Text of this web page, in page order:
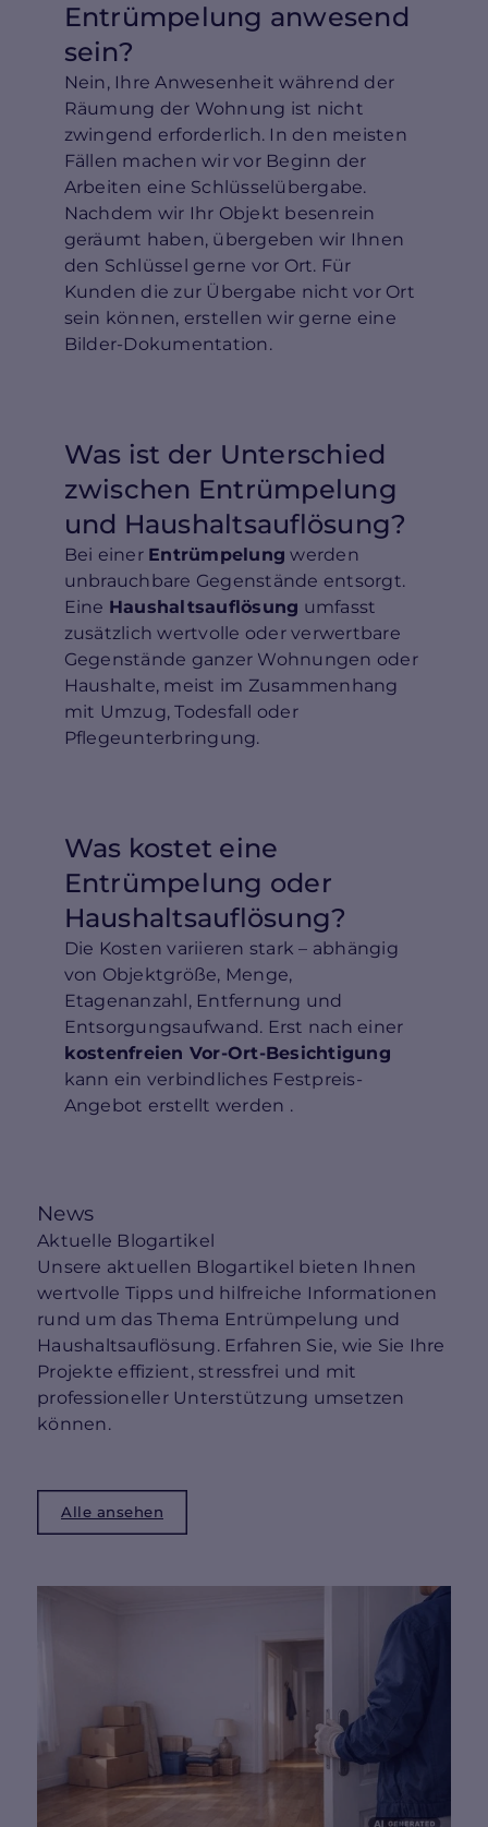
Entrümpelung anwesend
sein?
Nein, Ihre Anwesenheit während der
Räumung der Wohnung ist nicht
zwingend erforderlich. In den meisten
Fällen machen wir vor Beginn der
Arbeiten eine Schlüsselübergabe.
Nachdem wir Ihr Objekt besenrein
geräumt haben, übergeben wir Ihnen
den Schlüssel gerne vor Ort. Für
Kunden die zur Übergabe nicht vor Ort
sein können, erstellen wir gerne eine
Bilder-Dokumentation.
Was ist der Unterschied
zwischen Entrümpelung
und Haushaltsauflösung?
Bei einer Entrümpelung werden
unbrauchbare Gegenstände entsorgt.
Eine Haushaltsauflösung umfasst
zusätzlich wertvolle oder verwertbare
Gegenstände ganzer Wohnungen oder
Haushalte, meist im Zusammenhang
mit Umzug, Todesfall oder
Pflegeunterbringung.
Was kostet eine
Entrümpelung oder
Haushaltsauflösung?
Die Kosten variieren stark – abhängig
von Objektgröße, Menge,
Etagenanzahl, Entfernung und
Entsorgungsaufwand. Erst nach einer
kostenfreien Vor-Ort-Besichtigung
kann ein verbindliches Festpreis-
Angebot erstellt werden .
News
Aktuelle Blogartikel
Unsere aktuellen Blogartikel bieten Ihnen
wertvolle Tipps und hilfreiche Informationen
rund um das Thema Entrümpelung und
Haushaltsauflösung. Erfahren Sie, wie Sie Ihre
Projekte effizient, stressfrei und mit
professioneller Unterstützung umsetzen
können.
Alle ansehen